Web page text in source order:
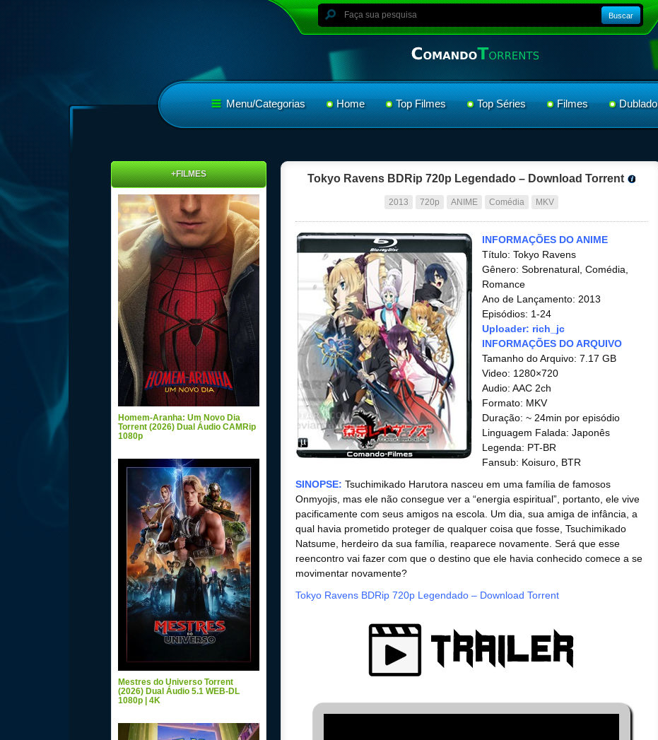
Buscar
Menu/Categorias Home Top Filmes Top Séries Filmes Dublado
Tokyo Ravens BDRip 720p Legendado – Download Torrent
2013 720p ANIME Comédia MKV
INFORMAÇÕES DO ANIME
Título: Tokyo Ravens
Gênero: Sobrenatural, Comédia,
Romance
Ano de Lançamento: 2013
Episódios: 1-24
Uploader: rich_jc
INFORMAÇÕES DO ARQUIVO
Tamanho do Arquivo: 7.17 GB
Video: 1280×720
Audio: AAC 2ch
Formato: MKV
Duração: ~ 24min por episódio
Linguagem Falada: Japonês
Legenda: PT-BR
Fansub: Koisuro, BTR
SINOPSE: Tsuchimikado Harutora nasceu em uma família de famosos
Onmyojis, mas ele não consegue ver a “energia espiritual”, portanto, ele vive
pacificamente com seus amigos na escola. Um dia, sua amiga de infância, a
qual havia prometido proteger de qualquer coisa que fosse, Tsuchimikado
Natsume, herdeiro da sua família, reaparece novamente. Será que esse
reencontro vai fazer com que o destino que ele havia conhecido comece a se
movimentar novamente?
Tokyo Ravens BDRip 720p Legendado – Download Torrent
+FILMES
Homem-Aranha: Um Novo Dia
Torrent (2026) Dual Áudio CAMRip
1080p
Mestres do Universo Torrent
(2026) Dual Áudio 5.1 WEB-DL
1080p | 4K